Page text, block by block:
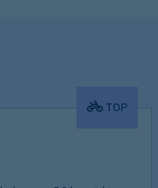
TOP